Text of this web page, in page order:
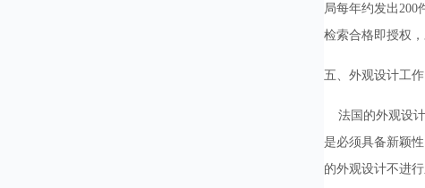
局每年约发出
检索合格即授权
五、外观设计工作
法国的外观设计
是必须具备新颖
的外观设计不进